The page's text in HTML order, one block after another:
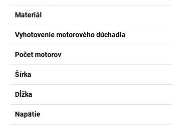
Materiál
Vyhotovenie motorového dúchadla
Počet motorov
Šírka
Dĺžka
Napätie